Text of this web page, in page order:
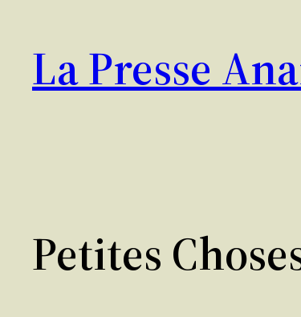
contenu
La Presse
Petites